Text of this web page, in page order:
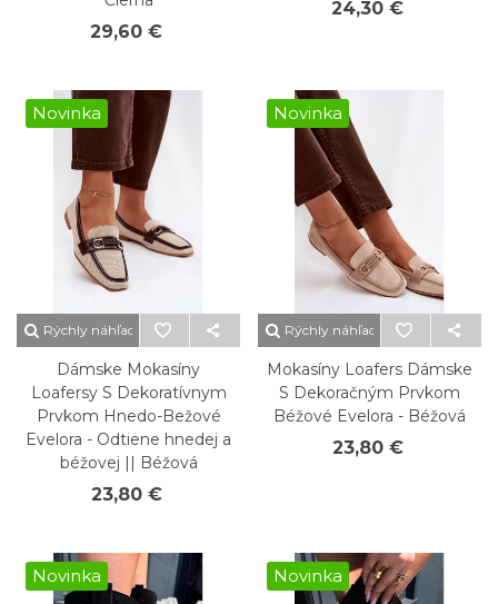
29,60 €
24,30 €
Novinka
Rýchly náhľad
Dámske Mokasíny
Loafersy S Dekoratívnym
Prvkom Hnedo-Bežové
Evelora - Odtiene hnedej a
béžovej || Béžová
23,80 €
Novinka
Rýchly náhľad
Mokasíny Loafers Dámske
S Dekoračným Prvkom
Béžové Evelora - Béžová
23,80 €
Novinka Novinka